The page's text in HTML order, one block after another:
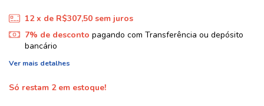
12 x de R$307,50 sem juros
7% de desconto pagando com Transferência ou depósito
bancário
Ver mais detalhes
Só restam 2em estoque!